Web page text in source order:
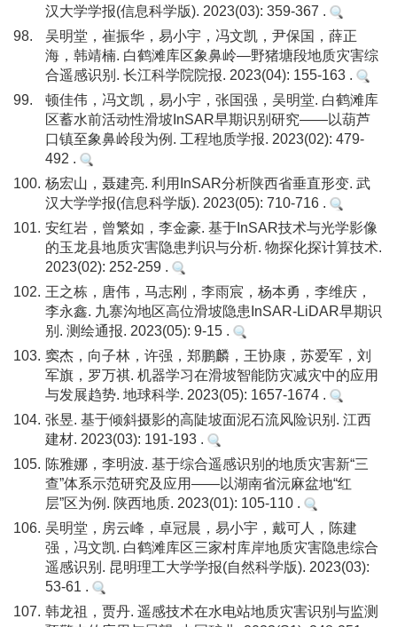
汉大学学报(信息科学版). 2023(03): 359-367 .
98.
吴明堂，崔振华，易小宇，冯文凯，尹保国，薛正
海，韩靖楠. 白鹤滩库区象鼻岭—野猪塘段地质灾害综
合遥感识别. 长江科学院院报. 2023(04): 155-163 .
99.
顿佳伟，冯文凯，易小宇，张国强，吴明堂. 白鹤滩库
区蓄水前活动性滑坡InSAR早期识别研究——以葫芦
口镇至象鼻岭段为例. 工程地质学报. 2023(02): 479-
492 .
100. 杨宏山，聂建亮. 利用InSAR分析陕西省垂直形变. 武
汉大学学报(信息科学版). 2023(05): 710-716 .
101. 安红岩，曾繁如，李金豪. 基于InSAR技术与光学影像
的玉龙县地质灾害隐患判识与分析. 物探化探计算技术.
2023(02): 252-259 .
102. 王之栋，唐伟，马志刚，李雨宸，杨本勇，李维庆，
李永鑫. 九寨沟地区高位滑坡隐患InSAR-LiDAR早期识
别. 测绘通报. 2023(05): 9-15 .
103. 窦杰，向子林，许强，郑鹏麟，王协康，苏爱军，刘
军旗，罗万祺. 机器学习在滑坡智能防灾减灾中的应用
与发展趋势. 地球科学. 2023(05): 1657-1674 .
104. 张昱. 基于倾斜摄影的高陡坡面泥石流风险识别. 江西
建材. 2023(03): 191-193 .
105. 陈雅娜，李明波. 基于综合遥感识别的地质灾害新“三
查”体系示范研究及应用——以湖南省沅麻盆地“红
层”区为例. 陕西地质. 2023(01): 105-110 .
106. 吴明堂，房云峰，卓冠晨，易小宇，戴可人，陈建
强，冯文凯. 白鹤滩库区三家村库岸地质灾害隐患综合
遥感识别. 昆明理工大学学报(自然科学版). 2023(03):
53-61 .
107. 韩龙祖，贾丹. 遥感技术在水电站地质灾害识别与监测